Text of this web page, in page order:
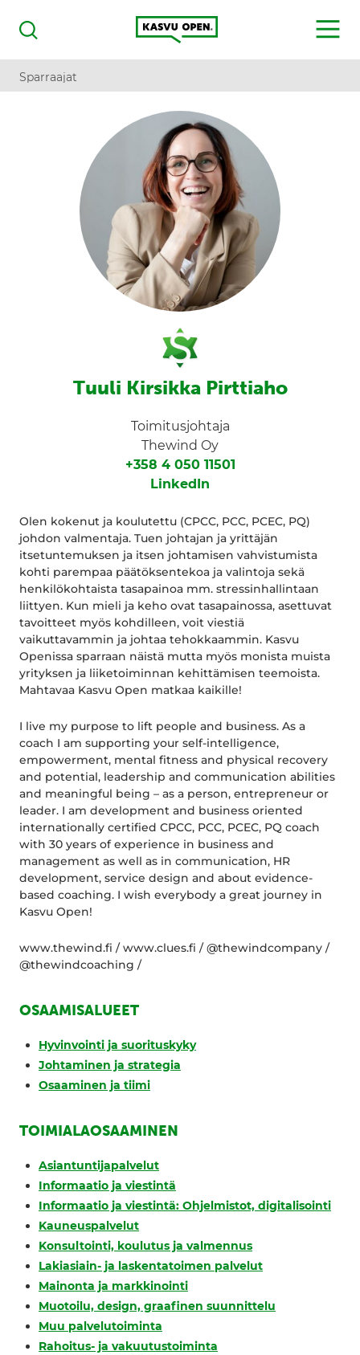
Haku
Kasvu Open
MENU
Sparraajat
Tuuli Kirsikka Pirttiaho
Toimitusjohtaja
Thewind Oy
+358 4 050 11501
LinkedIn
Olen kokenut ja koulutettu (CPCC, PCC, PCEC, PQ)
johdon valmentaja. Tuen johtajan ja yrittäjän
itsetuntemuksen ja itsen johtamisen vahvistumista
kohti parempaa päätöksentekoa ja valintoja sekä
henkilökohtaista tasapainoa mm. stressinhallintaan
liittyen. Kun mieli ja keho ovat tasapainossa, asettuvat
tavoitteet myös kohdilleen, voit viestiä
vaikuttavammin ja johtaa tehokkaammin. Kasvu
Openissa sparraan näistä mutta myös monista muista
yrityksen ja liiketoiminnan kehittämisen teemoista.
Mahtavaa Kasvu Open matkaa kaikille!
I live my purpose to lift people and business. As a
coach I am supporting your self-intelligence,
empowerment, mental fitness and physical recovery
and potential, leadership and communication abilities
and meaningful being – as a person, entrepreneur or
leader. I am development and business oriented
internationally certified CPCC, PCC, PCEC, PQ coach
with 30 years of experience in business and
management as well as in communication, HR
development, service design and about evidence-
based coaching. I wish everybody a great journey in
Kasvu Open!
www.thewind.fi / www.clues.fi / @thewindcompany /
@thewindcoaching /
OSAAMISALUEET
Hyvinvointi ja suorituskyky
Johtaminen ja strategia
Osaaminen ja tiimi
TOIMIALAOSAAMINEN
Asiantuntijapalvelut
Informaatio ja viestintä
Informaatio ja viestintä: Ohjelmistot, digitalisointi
Kauneuspalvelut
Konsultointi, koulutus ja valmennus
Lakiasiain- ja laskentatoimen palvelut
Mainonta ja markkinointi
Muotoilu, design, graafinen suunnittelu
Muu palvelutoiminta
Rahoitus- ja vakuutustoiminta